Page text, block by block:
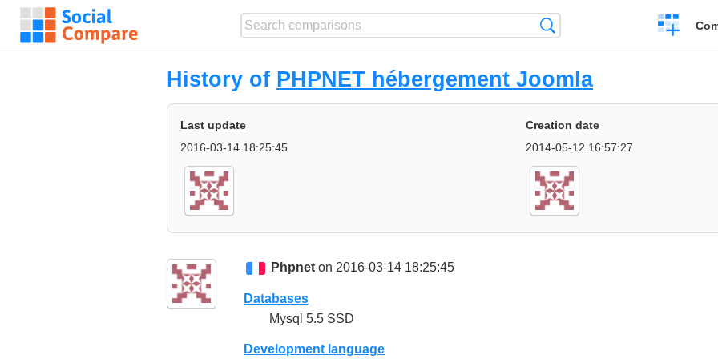
Create
a
History of PHPNET hébergement Joomla
Last update
2016-03-14 18:25:45
Creation date
2014-05-12 16:57:27
Phpnet on 2016-03-14 18:25:45
Databases
Mysql 5.5 SSD
Development language